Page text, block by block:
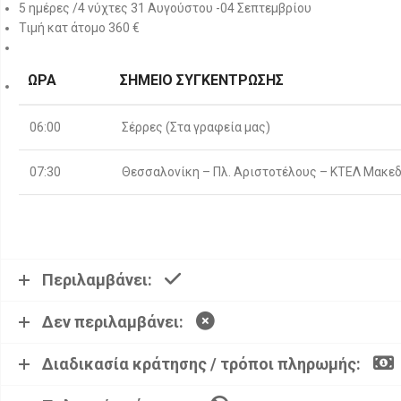
5 ημέρες /4 νύχτες 31 Αυγούστου -04 Σεπτεμβρίου
Τιμή κατ άτομο 360 €
ΏΡΑ ΣΗΜΕΊΟ ΣΥΓΚΈΝΤΡΩΣΗΣ
06:00 Σέρρες (Στα γραφεία μας)
07:30 Θεσσαλονίκη – Πλ. Αριστοτέλους – ΚΤΕΛ
Περιλαμβάνει:
Δεν περιλαμβάνει:
Διαδικασία κράτησης / τρόποι πληρωμής: